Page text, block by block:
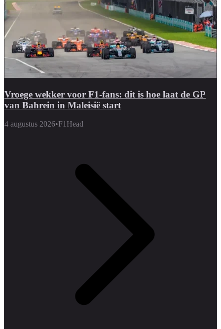
Vroege wekker voor F1-fans: dit is hoe laat de GP
van Bahrein in Maleisië start
4 augustus 2026•F1Head